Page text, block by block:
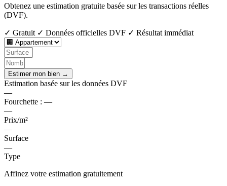
Obtenez une estimation gratuite basée sur les transactions réelles
(DVF).
✓ Gratuit ✓ Données officielles DVF ✓ Résultat immédiat
Estimer mon bien →
Estimation basée sur les données DVF
—
Fourchette : —
—
Prix/m²
—
Surface
—
Type
Affinez votre estimation gratuitement